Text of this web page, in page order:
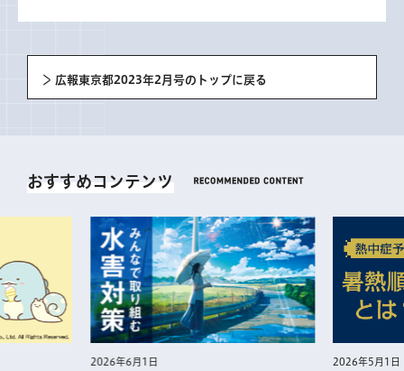
広報東京都2023年2月号のトップに戻る
おすすめコンテンツ
2026年6月1日 2026年5月1日